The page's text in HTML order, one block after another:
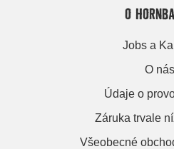
O
Jobs a
O nás
Údaje o
Záruka trvale
Všeobecné